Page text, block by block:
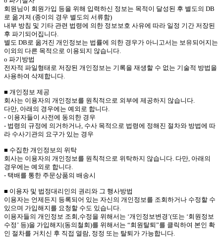
회원님이 회원가입 등을 위해 입력하신 정보는 목적이 달성된 후 별도의 DB
로 옮겨져 (종이의 경우 별도의 서류함)
내부 방침 및 기타 관련 법령에 의한 정보보호 사유에 따라 일정 기간 저장된
후 파기되어집니다.
별도 DB로 옮겨진 개인정보는 법률에 의한 경우가 아니고서는 보유되어지는
이외의 다른 목적으로 이용되지 않습니다.
ο 파기방법
전자적 파일형태로 저장된 개인정보는 기록을 재생할 수 없는 기술적 방법을
사용하여 삭제합니다.
■ 개인정보 제공
회사는 이용자의 개인정보를 원칙적으로 외부에 제공하지 않습니다.
다만, 아래의 경우에는 예외로 합니다.
- 이용자들이 사전에 동의한 경우
- 법령의 규정에 의거하거나, 수사 목적으로 법령에 정해진 절차와 방법에 따
라 수사기관의 요구가 있는 경우
■ 수집한 개인정보의 위탁
회사는 이용자의 개인정보를 원칙적으로 위탁하지 않습니다. 다만, 아래의
경우에는 예외로 합니다.
- 택배를 통한 주문상품의 배송시
■ 이용자 및 법정대리인의 권리와 그 행사방법
이용자는 언제든지 등록되어 있는 자신의 개인정보를 조회하거나 수정할 수
있으며 가입해지를 요청할 수도 있습니다.
이용자들의 개인정보 조회,수정을 위해서는 ‘개인정보변경’(또는 ‘회원정보
수정’ 등)을 가입해지(동의철회)를 위해서는 “회원탈퇴”를 클릭하여 본인 확
인 절차를 거치신 후 직접 열람, 정정 또는 탈퇴가 가능합니다.